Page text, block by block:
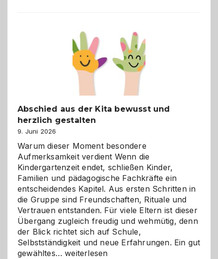
besser
verstehen
Abschied aus der Kita bewusst und
herzlich gestalten
9. Juni 2026
Warum dieser Moment besondere
Aufmerksamkeit verdient Wenn die
Kindergartenzeit endet, schließen Kinder,
Familien und pädagogische Fachkräfte ein
entscheidendes Kapitel. Aus ersten Schritten in
die Gruppe sind Freundschaften, Rituale und
Vertrauen entstanden. Für viele Eltern ist dieser
Übergang zugleich freudig und wehmütig, denn
der Blick richtet sich auf Schule,
Selbstständigkeit und neue Erfahrungen. Ein gut
gewähltes…Abschied
weiterlesen